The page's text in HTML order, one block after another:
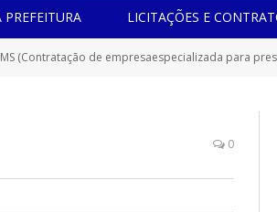
LICITAÇÕES E
de empresaespecializada para prestação de serviço
0